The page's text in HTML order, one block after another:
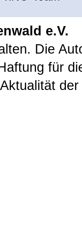
e.V.
Die
für